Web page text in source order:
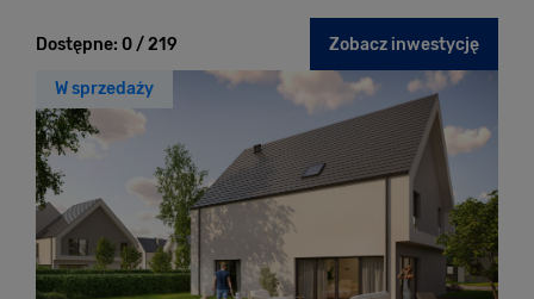
Dostępne: 0 / 219 Zobacz inwestycję
W sprzedaży